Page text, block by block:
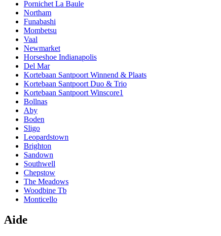
Pornichet La Baule
Northam
Funabashi
Mombetsu
Vaal
Newmarket
Horseshoe Indianapolis
Del Mar
Kortebaan Santpoort Winnend & Plaats
Kortebaan Santpoort Duo & Trio
Kortebaan Santpoort Winscore1
Bollnas
Aby
Boden
Sligo
Leopardstown
Brighton
Sandown
Southwell
Chepstow
The Meadows
Woodbine Tb
Monticello
Aide